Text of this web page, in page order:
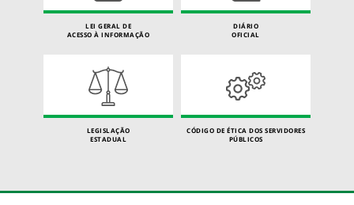
LEI GERAL DE
ACESSO À INFORMAÇÃO
DIÁRIO
OFICIAL
LEGISLAÇÃO
ESTADUAL
CÓDIGO DE ÉTICA DOS SERVIDORES
PÚBLICOS